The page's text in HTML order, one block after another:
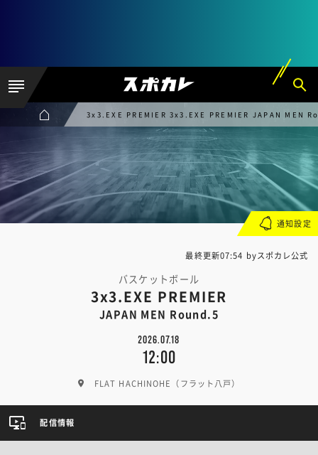
3x3.EXE PREMIER 3x3.EXE PREMIER JAPAN MEN
最終更新07:54 byスポカレ公式
バスケットボール
3x3.EXE PREMIER
JAPAN MEN Round.5
2026.07.18
12:00
FLAT HACHINOHE（フラット八戸）
通知設定
配信情報